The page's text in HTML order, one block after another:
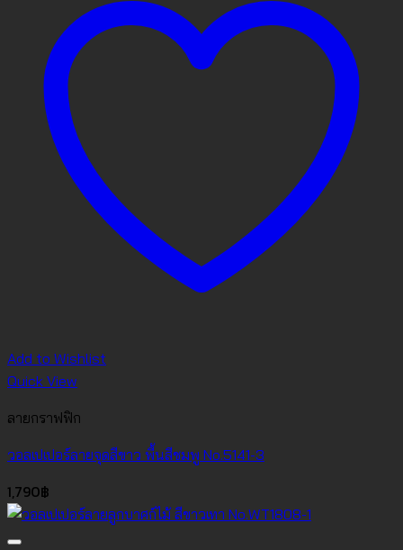
Add to Wishlist
Quick View
ลายกราฟฟิก
วอลเปเปอร์ลายจุดสีขาว พื้นสีชมพู No.5141-3
1,790฿